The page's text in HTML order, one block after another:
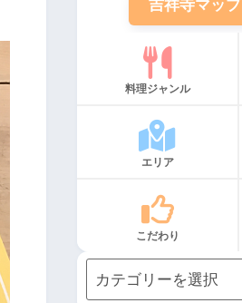
吉祥寺マップ
料理ジャンル
エリア
こだわり